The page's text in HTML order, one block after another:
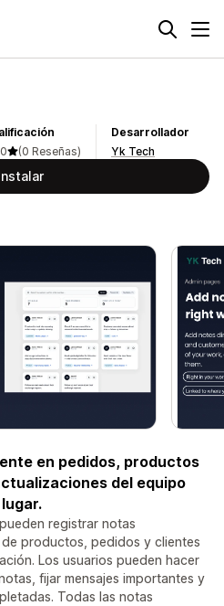
(0 Reseñas)
Desarrollador
Yk Tech
en pedidos, productos
del equipo
registrar notas
productos, pedidos y clientes
Los usuarios pueden hacer
fijar mensajes importantes y
Todas las notas